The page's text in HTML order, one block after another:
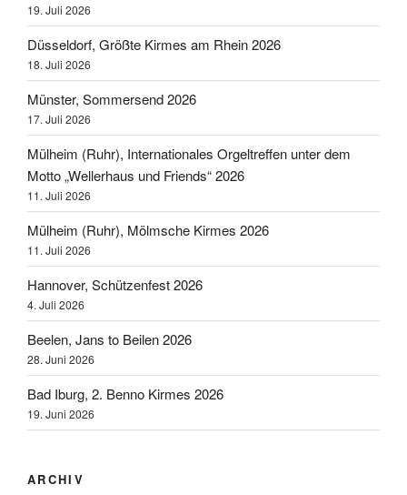
19. Juli 2026
Düsseldorf, Größte Kirmes am Rhein 2026
18. Juli 2026
Münster, Sommersend 2026
17. Juli 2026
Mülheim (Ruhr), Internationales Orgeltreffen unter dem
Motto „Wellerhaus und Friends“ 2026
11. Juli 2026
Mülheim (Ruhr), Mölmsche Kirmes 2026
11. Juli 2026
Hannover, Schützenfest 2026
4. Juli 2026
Beelen, Jans to Beilen 2026
28. Juni 2026
Bad Iburg, 2. Benno Kirmes 2026
19. Juni 2026
ARCHIV